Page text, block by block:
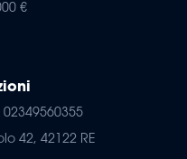
02349560355
42, 42122 RE
€